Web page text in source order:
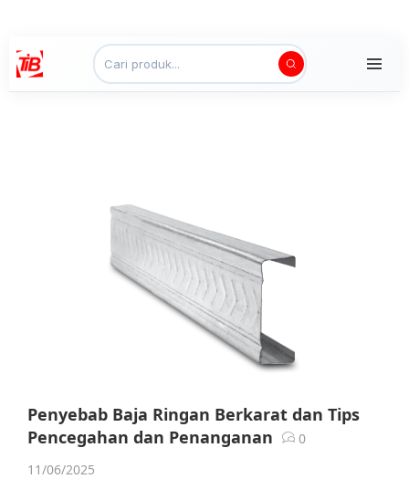
Penyebab Baja Ringan Berkarat dan Tips
Pencegahan dan Penanganan
0
11/06/2025